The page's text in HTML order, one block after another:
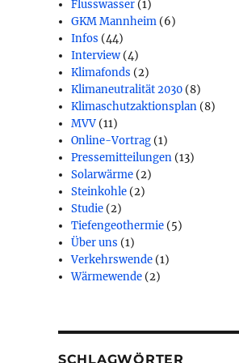
Flusswasser (1)
GKM Mannheim (6)
Infos (44)
Interview (4)
Klimafonds (2)
Klimaneutralität 2030 (8)
Klimaschutzaktionsplan (8)
MVV (11)
Online-Vortrag (1)
Pressemitteilungen (13)
Solarwärme (2)
Steinkohle (2)
Studie (2)
Tiefengeothermie (5)
Über uns (1)
Verkehrswende (1)
Wärmewende (2)
SCHLAGWÖRTER